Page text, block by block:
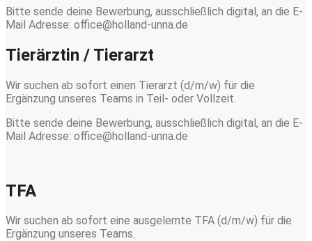
Bitte sende deine Bewerbung, ausschließlich digital, an die E-
Mail Adresse: office@holland-unna.de
Tierärztin / Tierarzt
Wir suchen ab sofort einen Tierarzt (d/m/w) für die
Ergänzung unseres Teams in Teil- oder Vollzeit.
Bitte sende deine Bewerbung, ausschließlich digital, an die E-
Mail Adresse: office@holland-unna.de
TFA
Wir suchen ab sofort eine ausgelernte TFA (d/m/w) für die
Ergänzung unseres Teams.